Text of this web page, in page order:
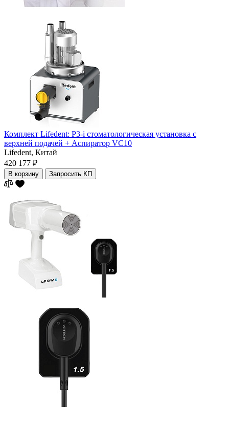
Комплект Lifedent: P3-i стоматологическая установка с
верхней подачей + Аспиратор VC10
Lifedent, Китай
420 177 ₽
В корзину Запросить КП